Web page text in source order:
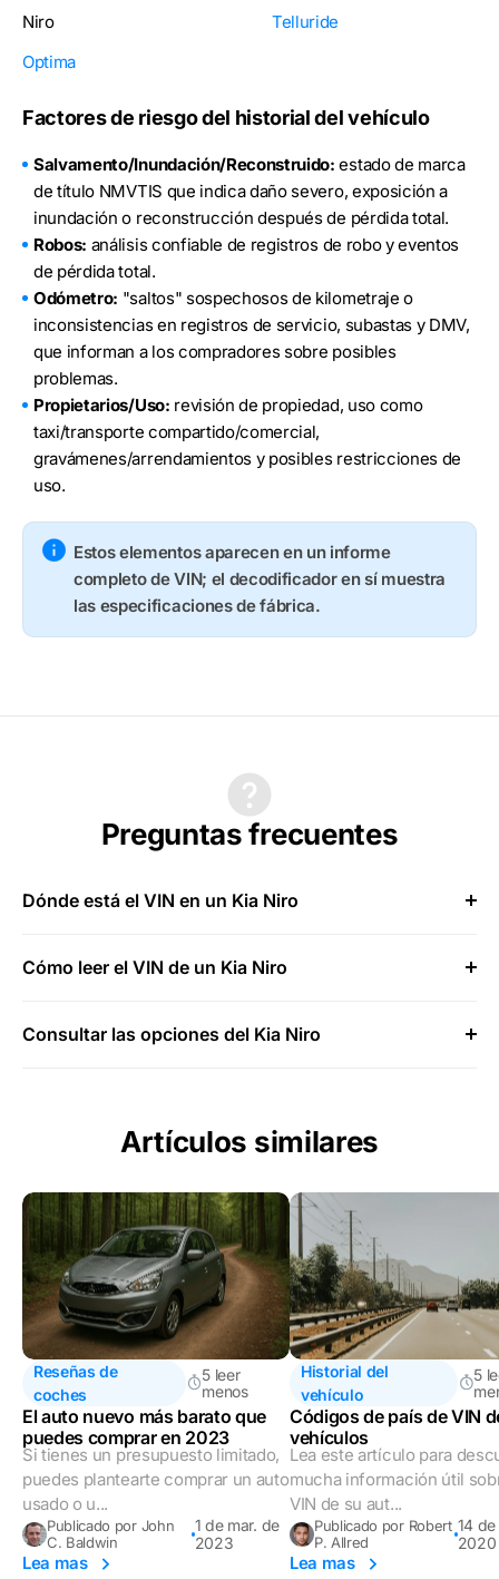
Niro
Optima
Telluride
Factores de riesgo del historial del vehículo
Salvamento/Inundación/Reconstruido: estado de marca
de título NMVTIS que indica daño severo, exposición a
inundación o reconstrucción después de pérdida total.
Robos: análisis confiable de registros de robo y eventos
de pérdida total.
Odómetro: "saltos" sospechosos de kilometraje o
inconsistencias en registros de servicio, subastas y DMV,
que informan a los compradores sobre posibles
problemas.
Propietarios/Uso: revisión de propiedad, uso como
taxi/transporte compartido/comercial,
gravámenes/arrendamientos y posibles restricciones de
uso.
Estos elementos aparecen en un informe
completo de VIN; el decodificador en sí muestra
las especificaciones de fábrica.
Preguntas frecuentes
Dónde está el VIN en un Kia Niro
Cómo leer el VIN de un Kia Niro
Consultar las opciones del Kia Niro
Artículos similares
Reseñas de
coches
5 leer
menos
El auto nuevo más barato que
puedes comprar en 2023
Si tienes un presupuesto limitado,
puedes plantearte comprar un auto
usado o u...
Publicado por John
C. Baldwin
1 de mar. de
2023
Lea mas
Historial del
vehículo
5
Códigos de país de VIN
vehículos
Lea este artículo para
mucha información útil
VIN de su aut...
Publicado por Robert
P. Allred
14
2020
Lea mas